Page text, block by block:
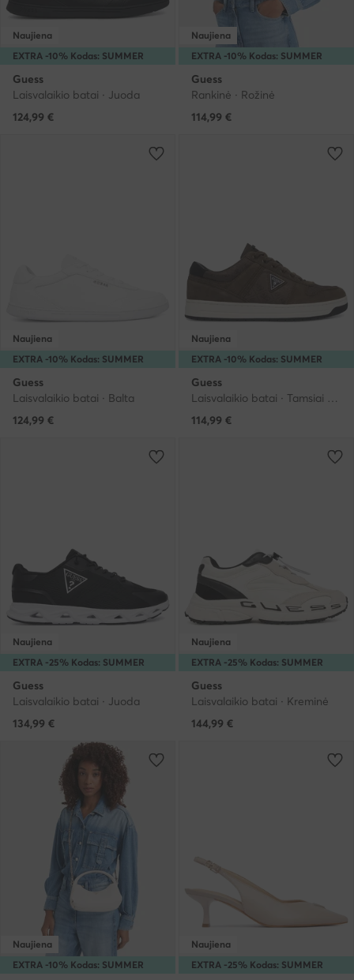
EXTRA -10% Kodas: SUMMER
Naujiena
Guess
Laisvalaikio batai · Juoda
124,99 €
EXTRA -10% Kodas: SUMMER
Naujiena
Guess
Rankinė · Rožinė
114,99 €
EXTRA -10% Kodas: SUMMER
Naujiena
Guess
Laisvalaikio batai · Balta
124,99 €
EXTRA -10% Kodas: SUMMER
Naujiena
Guess
Laisvalaikio batai · Tamsiai ruda
114,99 €
EXTRA -25% Kodas: SUMMER
Naujiena
Guess
Laisvalaikio batai · Juoda
134,99 €
EXTRA -25% Kodas: SUMMER
Naujiena
Guess
Laisvalaikio batai · Kreminė
144,99 €
EXTRA -10% Kodas: SUMMER
Naujiena
EXTRA -25% Kodas: SUMMER
Naujiena